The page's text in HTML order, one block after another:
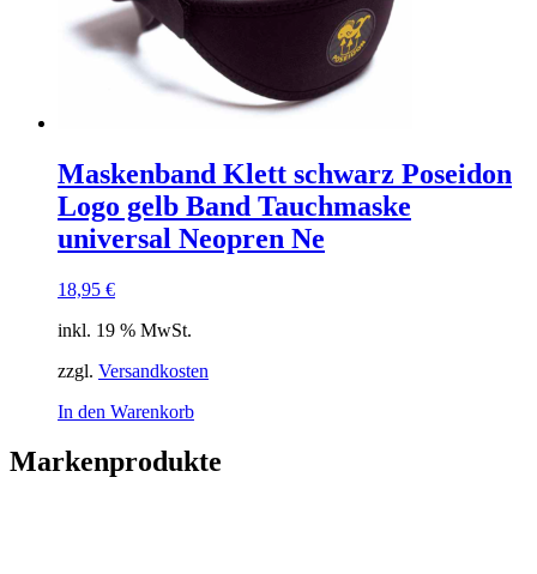
Maskenband Klett schwarz Poseidon
Logo gelb Band Tauchmaske
universal Neopren Ne
18,95 €
inkl. 19 % MwSt.
zzgl. Versandkosten
In den Warenkorb
Markenprodukte